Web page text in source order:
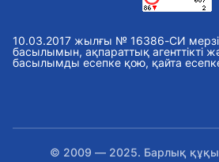
10.03.2017 жылғы № 16386-СИ
басылымын, ақпараттық агенттікті
басылымды есепке қою, қайта
© 2009 — 2025. Барлық